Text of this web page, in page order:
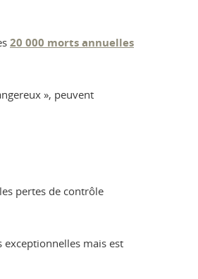
20 000 morts annuelles
», peuvent
pertes de contrôle
exceptionnelles mais est